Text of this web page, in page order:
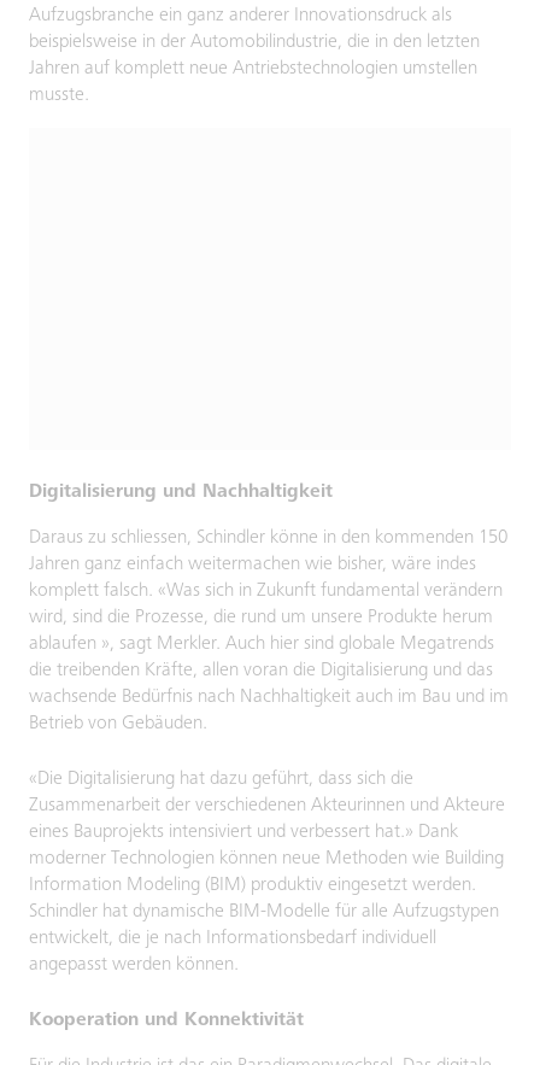
Aufzugsbranche ein ganz anderer Innovationsdruck als
beispielsweise in der Automobilindustrie, die in den letzten
Jahren auf komplett neue Antriebstechnologien umstellen
musste.
Digitalisierung und Nachhaltigkeit
Daraus zu schliessen, Schindler könne in den kommenden 150
Jahren ganz einfach weitermachen wie bisher, wäre indes
komplett falsch. «Was sich in Zukunft fundamental verändern
wird, sind die Prozesse, die rund um unsere Produkte herum
ablaufen », sagt Merkler. Auch hier sind globale Megatrends
die treibenden Kräfte, allen voran die Digitalisierung und das
wachsende Bedürfnis nach Nachhaltigkeit auch im Bau und im
Betrieb von Gebäuden.
«Die Digitalisierung hat dazu geführt, dass sich die
Zusammenarbeit der verschiedenen Akteurinnen und Akteure
eines Bauprojekts intensiviert und verbessert hat.» Dank
moderner Technologien können neue Methoden wie Building
Information Modeling (BIM) produktiv eingesetzt werden.
Schindler hat dynamische BIM-Modelle für alle Aufzugstypen
entwickelt, die je nach Informationsbedarf individuell
angepasst werden können.
Kooperation und Konnektivität